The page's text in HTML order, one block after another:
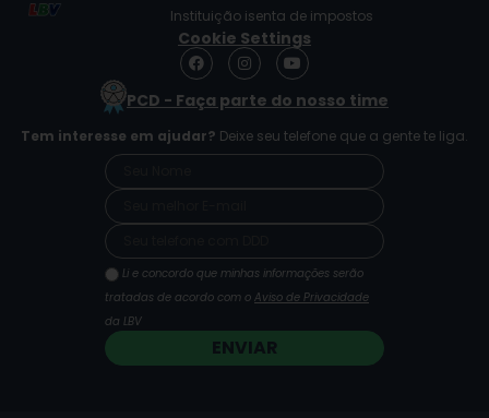
Instituição isenta de impostos
Cookie Settings
F
a
e
o
o
I
n
s
t
g
r
m
Y
o
t
b
e
PCD - Faça parte do nosso time
Tem interesse em ajudar? Deixe seu telefone que a gente te liga.
Li e concordo que minhas informações serão
tratadas de acordo com o Aviso de Privacidade
da LBV
ENVIAR